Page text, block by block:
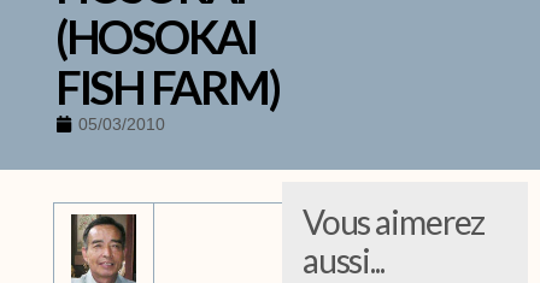
(HOSOKAI
FISH FARM)
05/03/2010
Vous aimerez
aussi...